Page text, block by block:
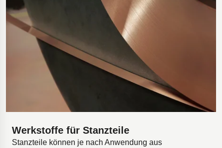
Werkstoffe für Stanzteile
Stanzteile können je nach Anwendung aus